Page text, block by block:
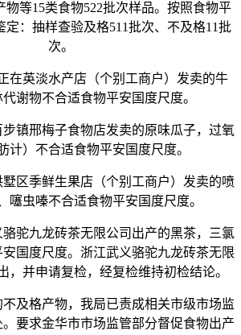
物等15类食物522批次样品。按照食物平
定：抽样查验及格511批次、不及格11批
次。
英淡水产店（个别工商户）发卖的牛
谢物不合适食物平安国度尺度。
邢梅子食物店发卖的原味瓜子，过氧
计）不合适食物平安国度尺度。
季鲜生果店（个别工商户）发卖的喷
噻虫嗪不合适食物平安国度尺度。
九龙砖茶无限公司出产的黑茶，三氯
国度尺度。浙江武义骆驼九龙砖茶无限
，并申请复检，经复检维持初检结论。
格产物，我局已责成相关市级市场监
要求金华市市场监管部分督促食物出产